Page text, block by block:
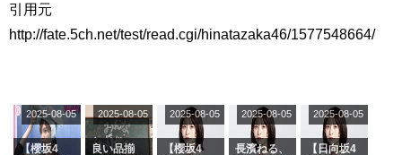
引用元
http://fate.5ch.net/test/read.cgi/hinatazaka46/1577548664/
【櫻坂4
2025-08-05
良い品揃
2025-08-05
【櫻坂4
2025-08-05
長濱ねる、
2025-08-05
【日向坂4
2025-08-05